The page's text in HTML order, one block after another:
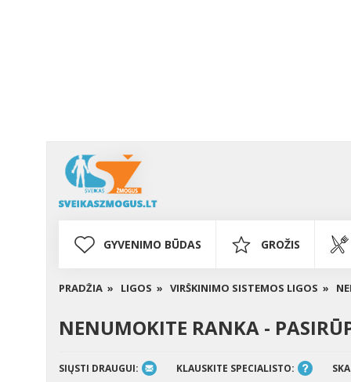
GYVENIMO BŪDAS GROŽIS
PRADŽIA » LIGOS » VIRŠKINIMO SISTEMOS LIGOS »
NENUMOKITE RANKA -
SIŲSTI DRAUGUI: KLAUSKITE SPECIALISTO: